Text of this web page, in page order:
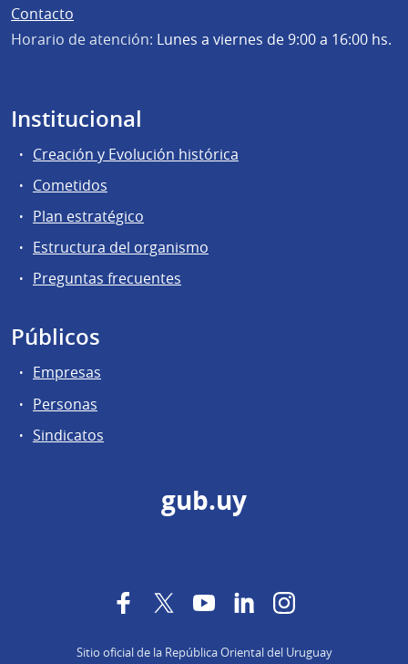
Contacto
Horario de atención: Lunes a viernes de 9:00 a 16:00 hs.
Institucional
Creación y Evolución histórica
Cometidos
Plan estratégico
Estructura del organismo
Preguntas frecuentes
Públicos
Empresas
Personas
Sindicatos
gub.uy
FacebookTwitterYouTubeLinkedInInstagram
Sitio oficial de la República Oriental del Uruguay